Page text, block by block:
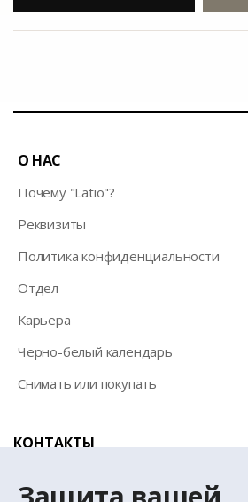
О НАС
Почему "Latio"?
Pеквизиты
Политика конфиденциальности
Отдел
Карьера
Черно-белый календарь
Снимать или покупать
КОНТАКТЫ